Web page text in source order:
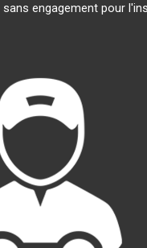
engagement pour